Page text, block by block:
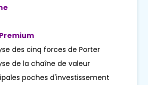
des cinq forces de Porter
de la chaîne de valeur
poches d'investissement